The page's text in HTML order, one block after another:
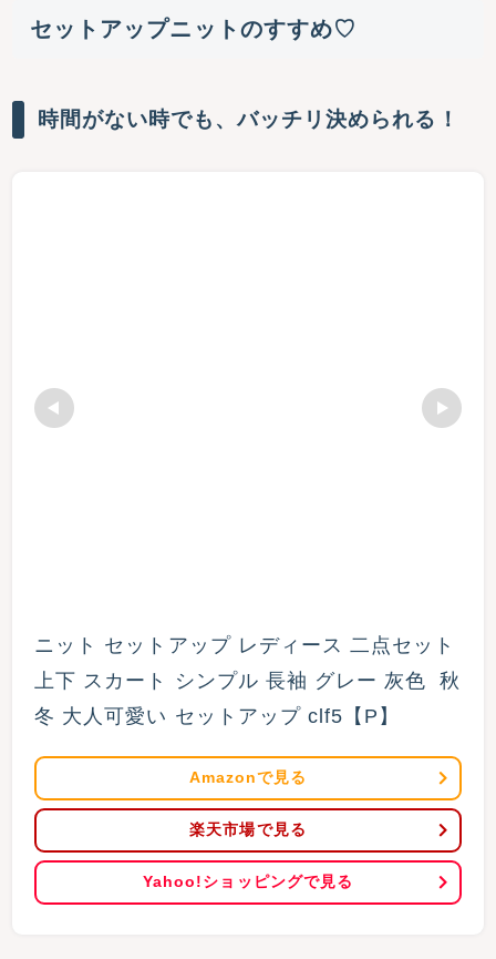
セットアップニットのすすめ♡
時間がない時でも、バッチリ決められる！
ニット セットアップ レディース 二点セット
上下 スカート シンプル 長袖 グレー 灰色  秋
冬 大人可愛い セットアップ clf5【P】
Amazonで見る
楽天市場で見る
Yahoo!ショッピングで見る